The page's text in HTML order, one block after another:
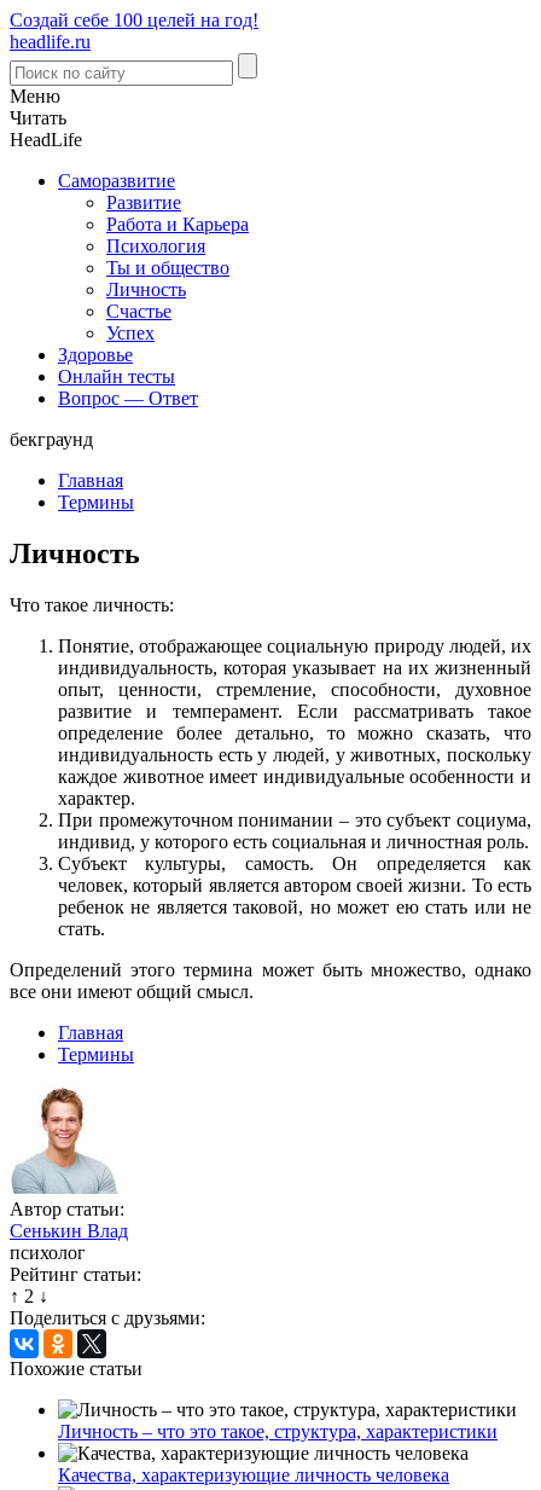
Создай себе 100 целей на год!
headlife.ru
Меню
Читать
HeadLife
Саморазвитие
Развитие
Работа и Карьера
Психология
Ты и общество
Личность
Счастье
Успех
Здоровье
Онлайн тесты
Вопрос — Ответ
бекграунд
Главная
Термины
Личность
Что такое личность:
Понятие, отображающее социальную природу людей, их
индивидуальность, которая указывает на их жизненный
опыт, ценности, стремление, способности, духовное
развитие и темперамент. Если рассматривать такое
определение более детально, то можно сказать, что
индивидуальность есть у людей, у животных, поскольку
каждое животное имеет индивидуальные особенности и
характер.
При промежуточном понимании – это субъект социума,
индивид, у которого есть социальная и личностная роль.
Субъект культуры, самость. Он определяется как
человек, который является автором своей жизни. То есть
ребенок не является таковой, но может ею стать или не
стать.
Определений этого термина может быть множество, однако
все они имеют общий смысл.
Главная
Термины
Автор статьи:
Сенькин Влад
психолог
Рейтинг статьи:
↑ 2 ↓
Поделиться с друзьями:
Похожие статьи
Личность – что это такое, структура, характеристики
Качества, характеризующие личность человека